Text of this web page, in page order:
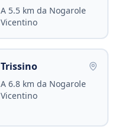
A 5.5 km da Nogarole
Vicentino
Trissino
A 6.8 km da Nogarole
Vicentino